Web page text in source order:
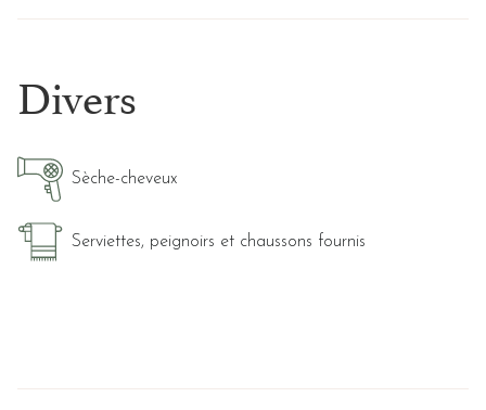
Divers
Sèche-cheveux
Serviettes, peignoirs et chaussons fournis